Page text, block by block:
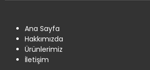
Ana Sayfa
Hakkımızda
Ürünlerimiz
İletişim